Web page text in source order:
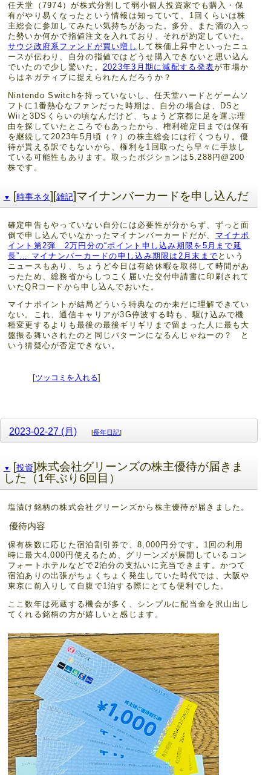
任天堂（7974）が株式分割して弱小個人投資家でも購入・保
有がやり易くなったという情報は知っていて、1回くらいは株
主総会に参加してみたい気持ちがあった。多分、また酒の入っ
た勢いか何かで指値注文を入れており、それが約定していた。
サウジ政府系ファンドが買い増し して株価上昇中といったニュ
ースが伝わり、自分の指値ではどうせ購入できないと思い込ん
でいたので少し驚いた。 2023年3月期に減配する発表が市場か
らはネガティブに捉えられたんだろうか？
Nintendo Switchを持っていないし、任天堂ハードとゲームソ
フトに1番熱心なファンだった時期は、自分の場合は、DSと
Wiiと3DSくらいの頃なんだけど、ちょうど京都に足を運ぶ理
由を探していたところでもあったから、権利確定日までは保有
を継続して2023年5月頃（？）の株主総会には行くつもり。優
待が貰える訳でもないから、権利を1回取ったら早々に手放し
ている可能性もあります。取ったポジションは5,288円@200
株です。
▼ [時事ネタ][雑記]マイナンバーカードを申し込んだ
確定申告もやっていない自分には必要性が分からず、ずっと面
倒で申し込んでいなかったマイナンバーカードだが、 マイナポ
イント第2弾 2万円分の“ポイント申し込み期限を5月まで延
長”… マイナンバーカードの申し込み期限は2月末まで という
ニュースもあり、ちょうど今日は有給休暇を取得して時間があ
ったため、総務省からしつこく届いた交付申請書に印刷されて
いたQRコードから申し込んでおいた。
マイナポイントが結局どういう特典なのか未だに理解できてい
ない。これ、通信キャリアが3G停波する時も、駆け込みで機
種変更するよりも最後の最後ギリギリまで留まった人に最も大
盤振る舞いされたのと同じパターンになるんじゃねーの？ と
いう猜疑心が否定できない。
[ツッコミを入れる]
2023-02-27 (月) [長年日記]
▼ [投資]株式会社グリーンズの株主優待が届きま
した（1年ぶり6回目）
塩漬け銘柄の株式会社グリーンズから株主優待が届きました。
優待内容
保有株数に応じた宿泊割引券で、8,000円分です。1回の利用
時に最大4,000円使えるため、グリーンズが展開しているコン
フォートホテルなどで2泊分の支払いに充当できます。かつて
宿泊ありの出張がちょくちょく発生していた時代では、大阪や
東京に前入りして自腹で1泊する際にとても便利でした。
ここ数年は死蔵する機会が多く、シンプルに配当金を沢山出し
てくれる銘柄の方が嬉しいと感じます。